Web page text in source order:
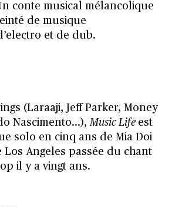
conte musical mélancolique
de musique
et de dub.
(Laraaji, Jeff Parker, Money
Nascimento…), Music Life est
solo en cinq ans de Mia Doi
Los Angeles passée du chant
il y a vingt ans.